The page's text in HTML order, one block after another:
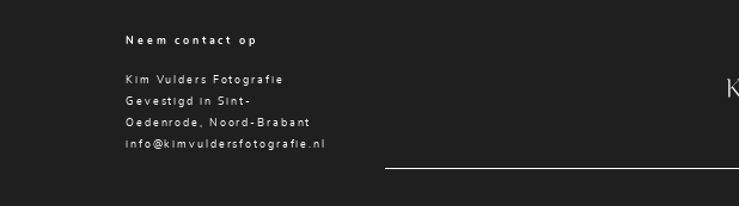
Neem contact op
Kim Vulders Fotografie
Gevestigd in Sint-
Oedenrode, Noord-Brabant
info@kimvuldersfotografie.nl